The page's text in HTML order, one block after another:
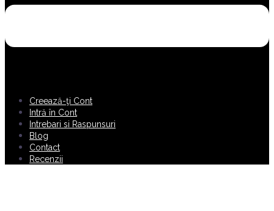
Creează-ţi Cont
Intră în Cont
Intrebari si Raspunsuri
Blog
Contact
Recenzii